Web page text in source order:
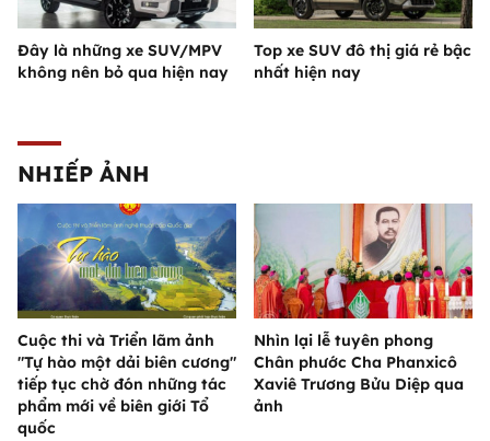
Đây là những xe SUV/MPV
không nên bỏ qua hiện nay
Top xe SUV đô thị giá rẻ bậc
nhất hiện nay
NHIẾP ẢNH
Cuộc thi và Triển lãm ảnh
"Tự hào một dải biên cương"
tiếp tục chờ đón những tác
phẩm mới về biên giới Tổ
quốc
Nhìn lại lễ tuyên phong
Chân phước Cha Phanxicô
Xaviê Trương Bửu Diệp qua
ảnh